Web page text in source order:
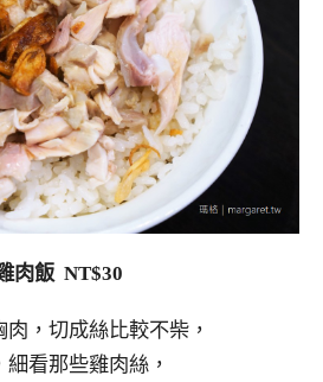
肉飯 NT$30
肉，切成絲比較不柴，
細看那些雞肉絲，